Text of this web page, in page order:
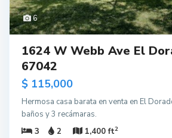
6
1624 W Webb Ave El
67042
$ 115,000
Hermosa casa barata en venta en El
baños y 3 recámaras.
3
2 1,400 ft2